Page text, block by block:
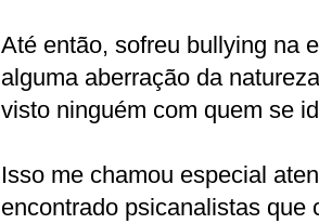
Até então, sofreu bullying na
alguma aberração da
visto ninguém com quem se
Isso me chamou especial
encontrado psicanalistas que